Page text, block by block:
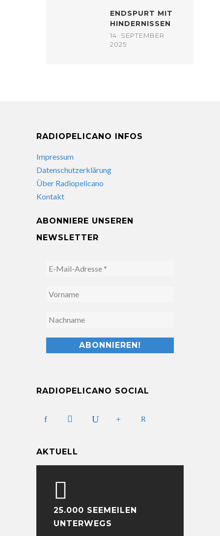
ENDSPURT MIT
HINDERNISSEN
14. SEPTEMBER
2025
RADIOPELICANO INFOS
Impressum
Datenschutzerklärung
Über Radiopelicano
Kontakt
ABONNIERE UNSEREN
NEWSLETTER
RADIOPELICANO SOCIAL
AKTUELL
25.000 SEEMEILEN
UNTERWEGS